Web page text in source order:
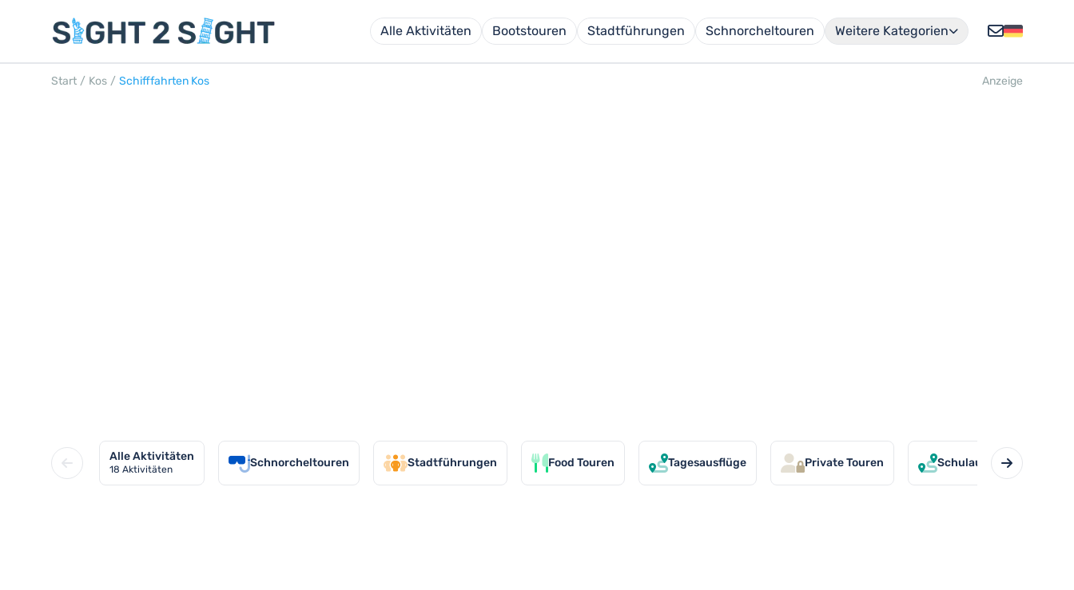
Alle Aktivitäten Bootstouren Stadtführungen Schnorcheltouren Weitere Kategorien
Start / Kos / Schifffahrten Kos Anzeige
Alle Aktivitäten
18 Aktivitäten Schnorcheltouren Stadtführungen Food Touren Tagesausflüge Private Touren Schulausflüge